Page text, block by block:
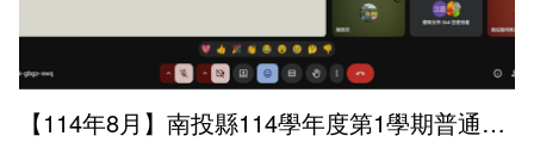
六、參與人數：27人。
【114年8月】南投縣114學年度第1學期普通班教師融合教育研習